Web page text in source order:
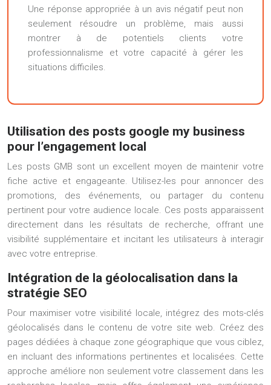
Une réponse appropriée à un avis négatif peut non
seulement résoudre un problème, mais aussi
montrer à de potentiels clients votre
professionnalisme et votre capacité à gérer les
situations difficiles.
Utilisation des posts google my business
pour l’engagement local
Les posts GMB sont un excellent moyen de maintenir votre
fiche active et engageante. Utilisez-les pour annoncer des
promotions, des événements, ou partager du contenu
pertinent pour votre audience locale. Ces posts apparaissent
directement dans les résultats de recherche, offrant une
visibilité supplémentaire et incitant les utilisateurs à interagir
avec votre entreprise.
Intégration de la géolocalisation dans la
stratégie SEO
Pour maximiser votre visibilité locale, intégrez des mots-clés
géolocalisés dans le contenu de votre site web. Créez des
pages dédiées à chaque zone géographique que vous ciblez,
en incluant des informations pertinentes et localisées. Cette
approche améliore non seulement votre classement dans les